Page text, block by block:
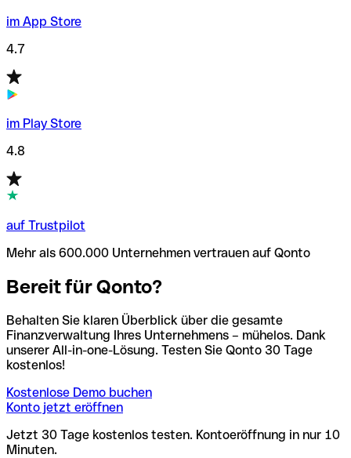
im App Store
4.7
im Play Store
4.8
auf Trustpilot
Mehr als 600.000 Unternehmen vertrauen auf Qonto
Bereit für Qonto?
Behalten Sie klaren Überblick über die gesamte
Finanzverwaltung Ihres Unternehmens – mühelos. Dank
unserer All-in-one-Lösung. Testen Sie Qonto 30 Tage
kostenlos!
Kostenlose Demo buchen
Konto jetzt eröffnen
Jetzt 30 Tage kostenlos testen. Kontoeröffnung in nur 10
Minuten.